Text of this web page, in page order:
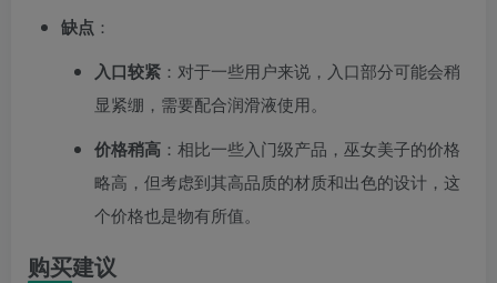
缺点 ：
入口较紧 ：对于一些用户来说，入口部分可能会稍
显紧绷，需要配合润滑液使用。
价格稍高 ：相比一些入门级产品，巫女美子的价格
略高，但考虑到其高品质的材质和出色的设计，这
个价格也是物有所值。
购买建议